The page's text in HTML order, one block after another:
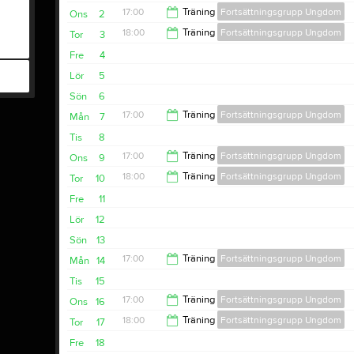
2
Ons 17:00 Träning Fortsättningsgrupp Ungdom
3
Tor 18:00 Träning Fortsättningsgrupp Ungdom
4
Fre
5
Lör
6
Sön
7
Mån 17:00 Träning Fortsättningsgrupp Ungdom
19:00
8
Tis
9
Ons 17:00 Träning Fortsättningsgrupp Ungdom
10
Tor 18:00 Träning Fortsättningsgrupp Ungdom
11
Fre
12
Lör
13
Sön
14
Mån 17:00 Träning Fortsättningsgrupp Ungdom
19:00
15
Tis
16
Ons 17:00 Träning Fortsättningsgrupp Ungdom
17
Tor 18:00 Träning Fortsättningsgrupp Ungdom
18
Fre